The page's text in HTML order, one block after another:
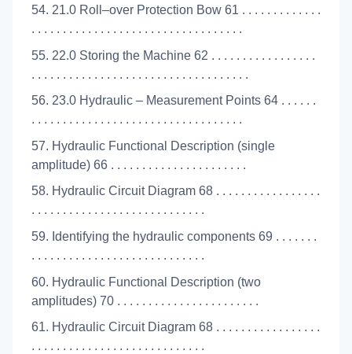
54. 21.0 Roll–over Protection Bow 61 . . . . . . . . . . . . .
. . . . . . . . . . . . . . . . . . . . . . . . . . . . . . . . . .
55. 22.0 Storing the Machine 62 . . . . . . . . . . . . . . . . .
. . . . . . . . . . . . . . . . . . . . . . . . . . . . . . . . . . .
56. 23.0 Hydraulic – Measurement Points 64 . . . . . .
. . . . . . . . . . . . . . . . . . . . . . . . . . . . . . . . . .
57. Hydraulic Functional Description (single
amplitude) 66 . . . . . . . . . . . . . . . . . . . . . .
58. Hydraulic Circuit Diagram 68 . . . . . . . . . . . . . . . . .
. . . . . . . . . . . . . . . . . . . . . . . . . . . .
59. Identifying the hydraulic components 69 . . . . . . .
. . . . . . . . . . . . . . . . . . . . . . . . . . . .
60. Hydraulic Functional Description (two
amplitudes) 70 . . . . . . . . . . . . . . . . . . . . . . .
61. Hydraulic Circuit Diagram 68 . . . . . . . . . . . . . . . . .
. . . . . . . . . . . . . . . . . . . . . . . . . . . .